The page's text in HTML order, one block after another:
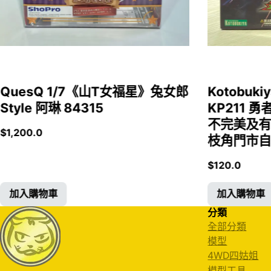
QuesQ 1/7《山T女福星》兔女郎
Style 阿琳 84315
$1,200.0
加入購物車
KP211 勇
不完美及
枝角門市
$120.0
加入購物車
分類
全部分類
模型
4WD四姑姐